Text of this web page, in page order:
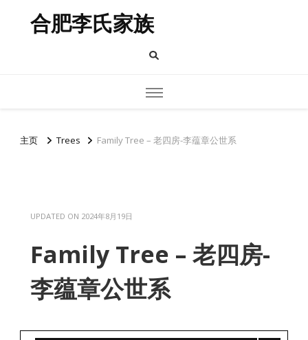
合肥李氏家族
主页 Trees Family Tree – 老四房-李蕴章公世系
UPDATED ON 2024年8月19日
Family Tree – 老四房-
李蕴章公世系